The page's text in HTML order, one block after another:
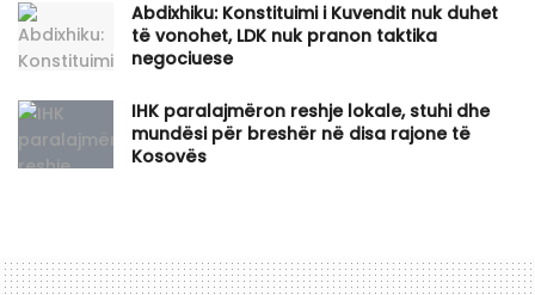
Abdixhiku: Konstituimi i Kuvendit nuk duhet
të vonohet, LDK nuk pranon taktika
negociuese
IHK paralajmëron reshje lokale, stuhi dhe
mundësi për breshër në disa rajone të
Kosovës